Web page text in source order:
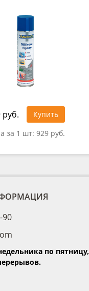
руб.
Купить
за 1 шт: 929 руб.
90
по пятницу,